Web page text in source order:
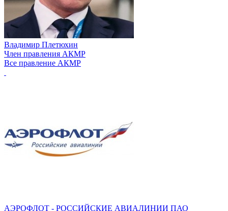
Владимир Плетюхин
Член правления АКМР
Все правление АКМР
АЭРОФЛОТ - РОССИЙСКИЕ АВИАЛИНИИ ПАО